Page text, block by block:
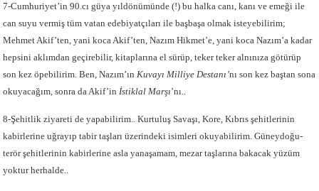
7-Cumhuriyet’in 90.cı güya yıldönümünde (!) bu halka canı, kanı ve emeği ile
can suyu vermiş tüm vatan edebiyatçıları ile başbaşa olmak isteyebilirim;
Mehmet Akif’ten, yani koca Akif’ten, Nazım Hikmet’e, yani koca Nazım’a kadar
hepsini aklımdan geçirebilir, kitaplarına el sürüp, teker teker alnınıza götürüp
son kez öpebilirim. Ben, Nazım’ınKuvayı Milliye Destanı’nı son kez baştan sona
okuyacağım, sonra da Akif’inİstiklal Marşı’nı..
8-Şehitlik ziyareti de yapabilirim.. Kurtuluş Savaşı, Kore, Kıbrıs şehitlerinin
kabirlerine uğrayıp tabir taşları üzerindeki isimleri okuyabilirim. Güneydoğu-
terör şehitlerinin kabirlerine asla yanaşamam, mezar taşlarına bakacak yüzüm
yoktur herhalde..